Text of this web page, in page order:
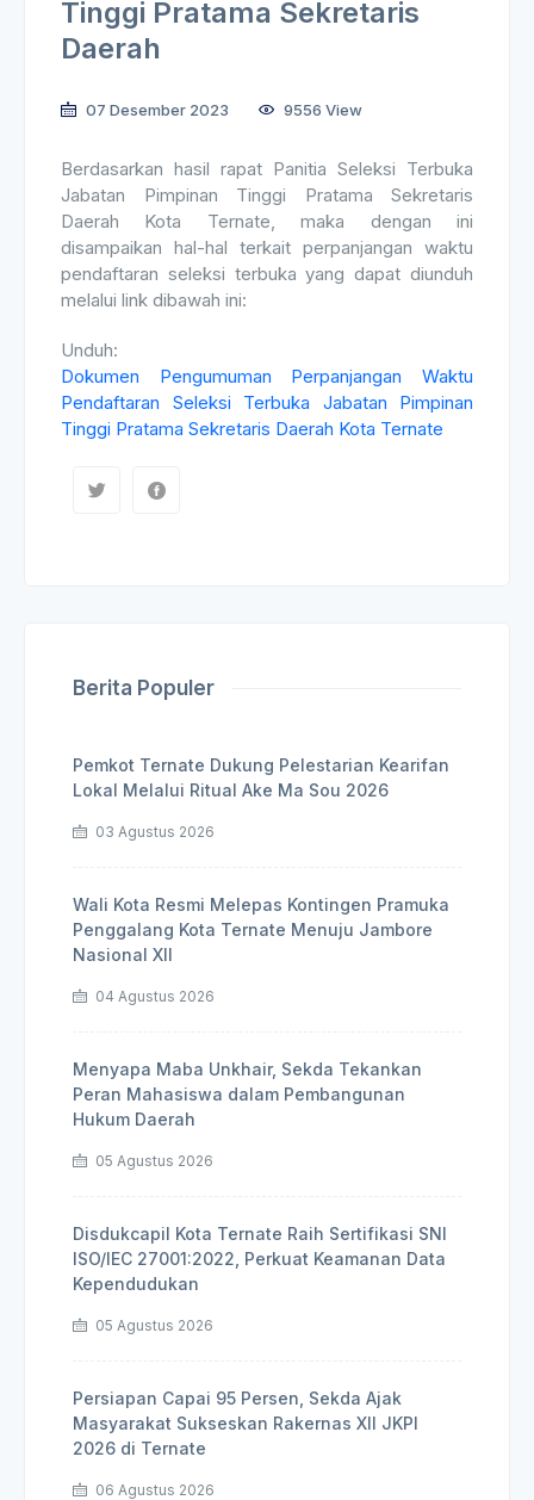
Tinggi Pratama Sekretaris
Daerah
07 Desember 2023 9556 View
Berdasarkan hasil rapat Panitia Seleksi Terbuka
Jabatan Pimpinan Tinggi Pratama Sekretaris
Daerah Kota Ternate, maka dengan ini
disampaikan hal-hal terkait perpanjangan waktu
pendaftaran seleksi terbuka yang dapat diunduh
melalui link dibawah ini:
Unduh:
Dokumen Pengumuman Perpanjangan Waktu
Pendaftaran Seleksi Terbuka Jabatan Pimpinan
Tinggi Pratama Sekretaris Daerah Kota Ternate
Berita Populer
Pemkot Ternate Dukung Pelestarian Kearifan
Lokal Melalui Ritual Ake Ma Sou 2026
03 Agustus 2026
Wali Kota Resmi Melepas Kontingen Pramuka
Penggalang Kota Ternate Menuju Jambore
Nasional XII
04 Agustus 2026
Menyapa Maba Unkhair, Sekda Tekankan
Peran Mahasiswa dalam Pembangunan
Hukum Daerah
05 Agustus 2026
Disdukcapil Kota Ternate Raih Sertifikasi SNI
ISO/IEC 27001:2022, Perkuat Keamanan Data
Kependudukan
05 Agustus 2026
Persiapan Capai 95 Persen, Sekda Ajak
Masyarakat Sukseskan Rakernas XII JKPI
2026 di Ternate
06 Agustus 2026